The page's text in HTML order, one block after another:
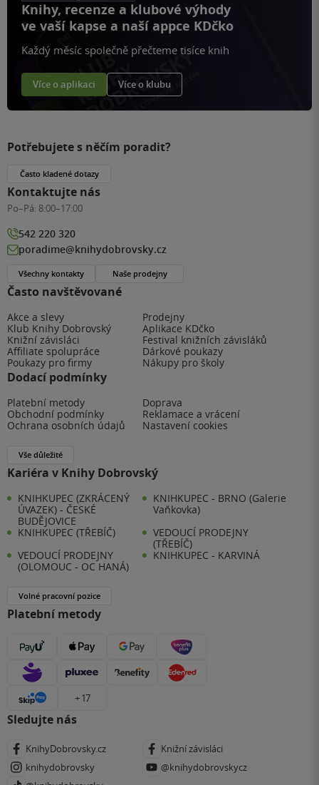
Knihy, recenze a klubové výhody
ve vaší kapse a naší appce KDčko
Každý měsíc společně přečteme tisíce knih
Více o aplikaci Více o klubu
Často navštěvované
Akce a slevy
Prodejny
Klub Knihy Dobrovský
Aplikace KDčko
Knižní závisláci
Festival knižních závisláků
Affiliate spolupráce
Dárkové poukazy
Poukazy pro firmy
Nákupy pro školy
Dodací podmínky
Platební metody
Doprava
Obchodní podmínky
Reklamace a vrácení
Ochrana osobních údajů
Nastavení cookies
Vše důležité
Kariéra v Knihy Dobrovský
KNIHKUPEC (ZKRÁCENÝ
ÚVAZEK) - ČESKÉ
BUDĚJOVICE
KNIHKUPEC - BRNO (Galerie
Vaňkovka)
KNIHKUPEC (TŘEBÍČ)
VEDOUCÍ PRODEJNY
(TŘEBÍČ)
VEDOUCÍ PRODEJNY
(OLOMOUC - OC HANÁ)
KNIHKUPEC - KARVINÁ
Volné pracovní pozice
Platební metody
+ 17
Sledujte nás
KnihyDobrovsky.cz
Knižní závisláci
knihydobrovsky
@knihydobrovskycz
Potřebujete s něčím poradit?
Často kladené dotazy
Kontaktujte nás
Po–Pá: 8:00–17:00
542 220 320
poradime@knihydobrovsky.cz
Všechny kontakty Naše prodejny